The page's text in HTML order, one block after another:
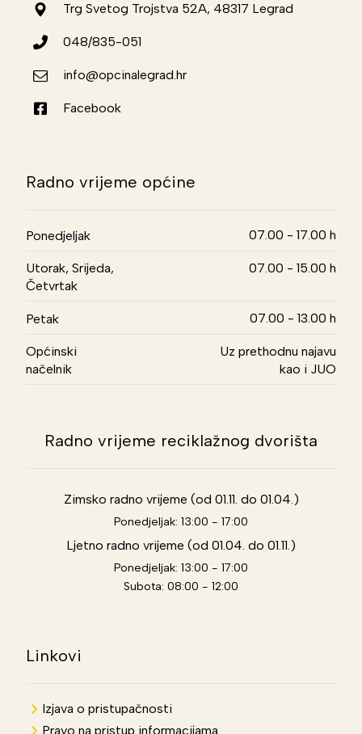
Trg Svetog Trojstva 52A, 48317 Legrad
048/835-051
info@opcinalegrad.hr
Facebook
Radno vrijeme općine
Ponedjeljak 07.00 - 17.00 h
Utorak, Srijeda,
Četvrtak
07.00 - 15.00 h
Petak 07.00 - 13.00 h
Općinski
načelnik
Uz prethodnu najavu
kao i JUO
Radno vrijeme reciklažnog dvorišta
Zimsko radno vrijeme (od 01.11. do 01.04.)
Ponedjeljak: 13:00 - 17:00
Ljetno radno vrijeme (od 01.04. do 01.11.)
Ponedjeljak: 13:00 - 17:00
Subota: 08:00 - 12:00
Linkovi
Izjava o pristupačnosti
Pravo na pristup informacijama